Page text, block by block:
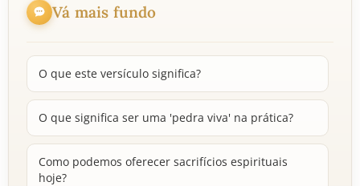
Vá mais fundo
O que este versículo significa?
O que significa ser uma 'pedra viva' na prática?
Como podemos oferecer sacrifícios espirituais
hoje?